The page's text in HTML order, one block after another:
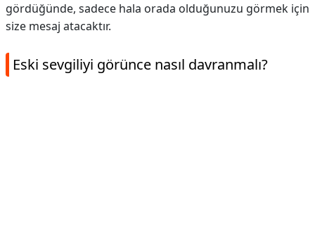
gördüğünde, sadece hala orada olduğunuzu görmek için
size mesaj atacaktır.
Eski sevgiliyi görünce nasıl davranmalı?